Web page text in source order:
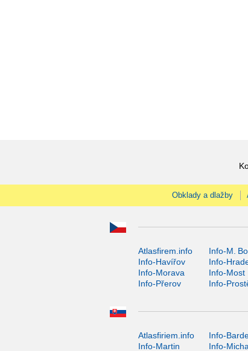
Obklady a dlažby
Atlasfirem.info Info-M.
Info-Havířov
Info-
Info-Morava
Info-Most
Info-Přerov
Info-
Atlasfiriem.info Info-
Info-Martin
Info-